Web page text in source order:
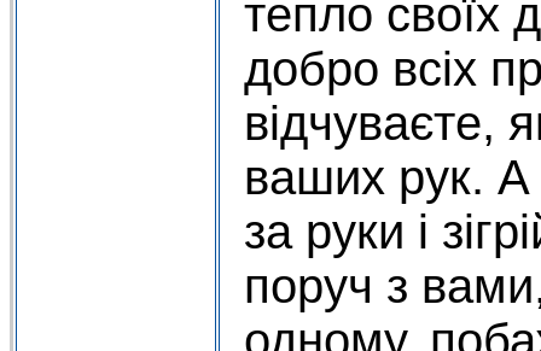
тепло своїх
добро всіх
відчуваєте,
ваших рук. А
за руки і
поруч з